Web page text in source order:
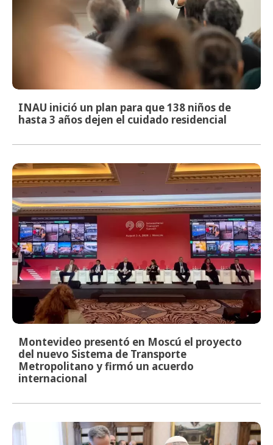
INAU inició un plan para que 138 niños de
hasta 3 años dejen el cuidado residencial
Montevideo presentó en Moscú el proyecto
del nuevo Sistema de Transporte
Metropolitano y firmó un acuerdo
internacional